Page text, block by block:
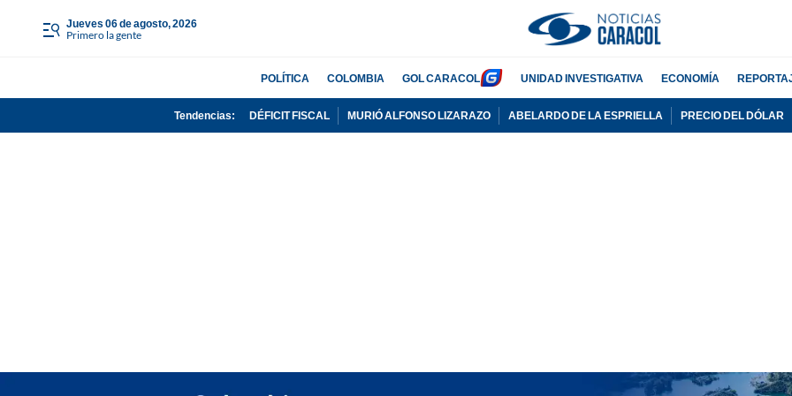
jueves 06 de agosto, 2026
Primero la gente
POLÍTICA COLOMBIA GOL CARACOL UNIDAD INVESTIGATIVA ECONOMÍA
Tendencias: DÉFICIT FISCAL MURIÓ ALFONSO LIZARAZO ABELARDO DE LA ESPRIELLA PRECIO DEL DÓLAR